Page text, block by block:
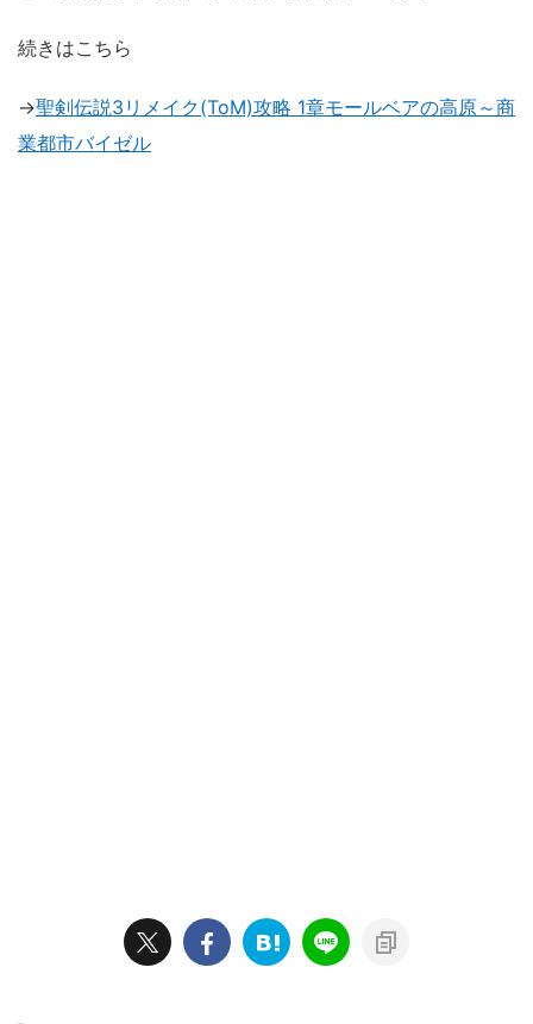
続きはこちら
→聖剣伝説3リメイク(ToM)攻略 1章モールベアの高原～商
業都市バイゼル